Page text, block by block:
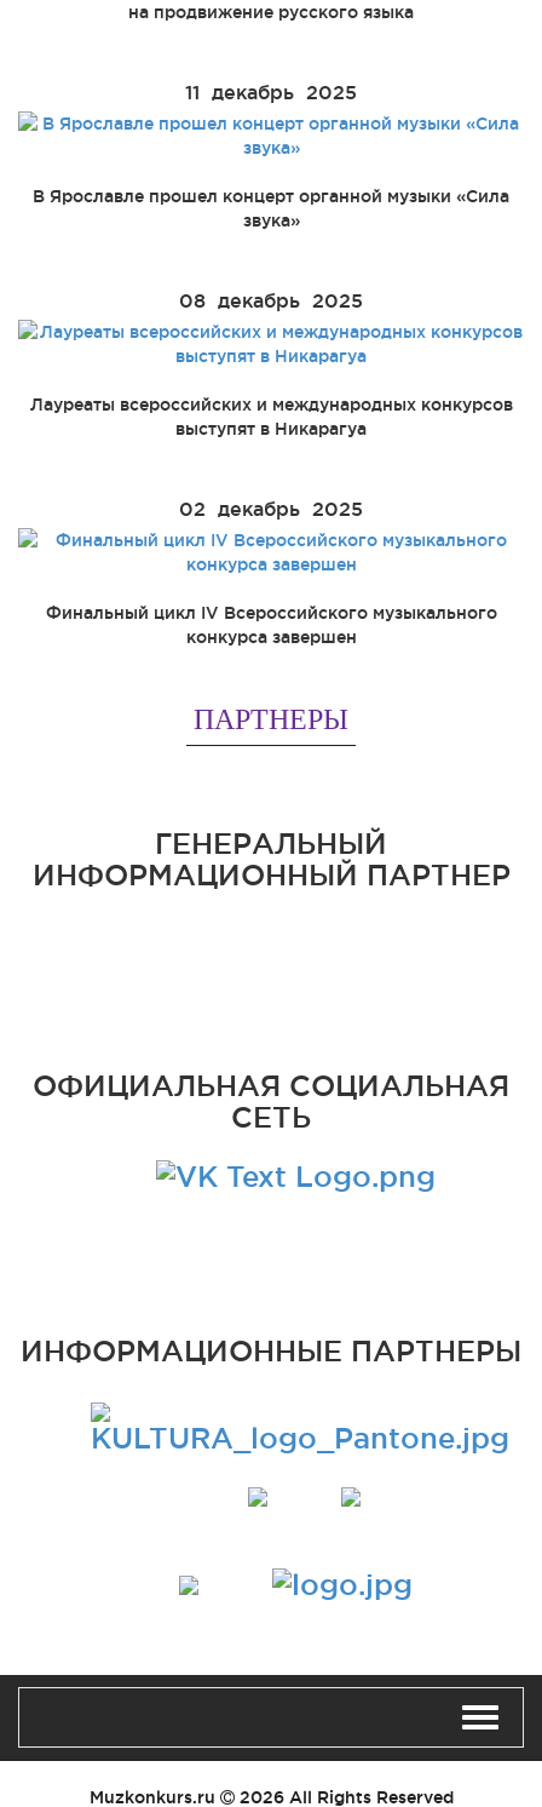
на продвижение русского языка
11 декабрь 2025
В Ярославле прошел концерт органной музыки «Сила
звука»
08 декабрь 2025
Лауреаты всероссийских и международных конкурсов
выступят в Никарагуа
02 декабрь 2025
Финальный цикл IV Всероссийского музыкального
конкурса завершен
ПАРТНЕРЫ
ГЕНЕРАЛЬНЫЙ
ИНФОРМАЦИОННЫЙ ПАРТНЕР
ОФИЦИАЛЬНАЯ СОЦИАЛЬНАЯ
СЕТЬ
ИНФОРМАЦИОННЫЕ ПАРТНЕРЫ
Muzkonkurs.ru 2026 All Rights Reserved